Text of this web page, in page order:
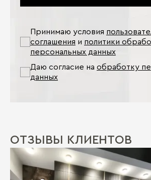
Принимаю условия
соглашения и политики
персональных данных
Даю согласие на обработку
данных
ОТЗЫВЫ КЛИЕНТОВ